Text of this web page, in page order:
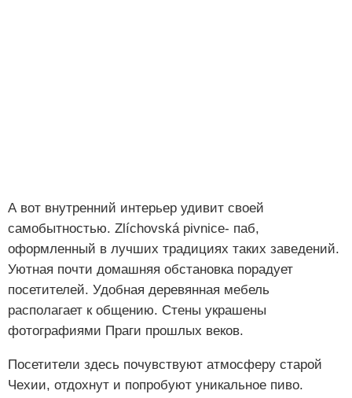
А вот внутренний интерьер удивит своей
самобытностью. Zlíchovská pivnice- паб,
оформленный в лучших традициях таких заведений.
Уютная почти домашняя обстановка порадует
посетителей. Удобная деревянная мебель
располагает к общению. Стены украшены
фотографиями Праги прошлых веков.
Посетители здесь почувствуют атмосферу старой
Чехии, отдохнут и попробуют уникальное пиво.